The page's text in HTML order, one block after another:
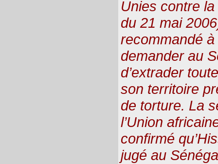
Unies contre
du 21 mai
recommandé à
demander au
d’extrader
son territoire
de torture. La
l’Union
confirmé
jugé au